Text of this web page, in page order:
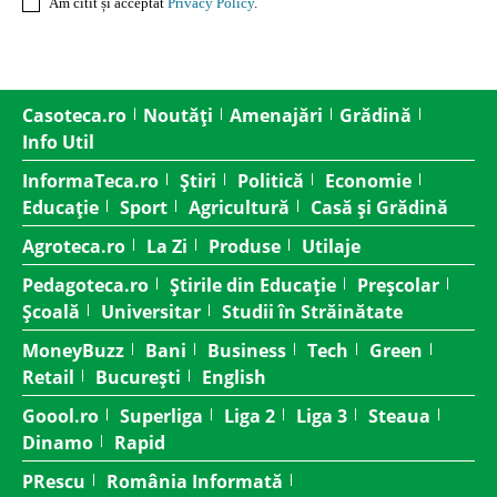
Casoteca.ro Noutăți Amenajări
Grădină
Info Util
InformaTeca.ro
Știri Politică
Economie
Educație
Sport Agricultură
Casă și Grădină
Agroteca.ro
La Zi Produse
Utilaje
Pedagoteca.ro
Știrile din Educație
Preșcolar
Școală
Universitar
Studii în Străinătate
MoneyBuzz
Bani Business Tech
Green
Retail
București
English
Goool.ro
Superliga Liga 2 Liga 3
Steaua
Dinamo
Rapid
PRescu
România Informată